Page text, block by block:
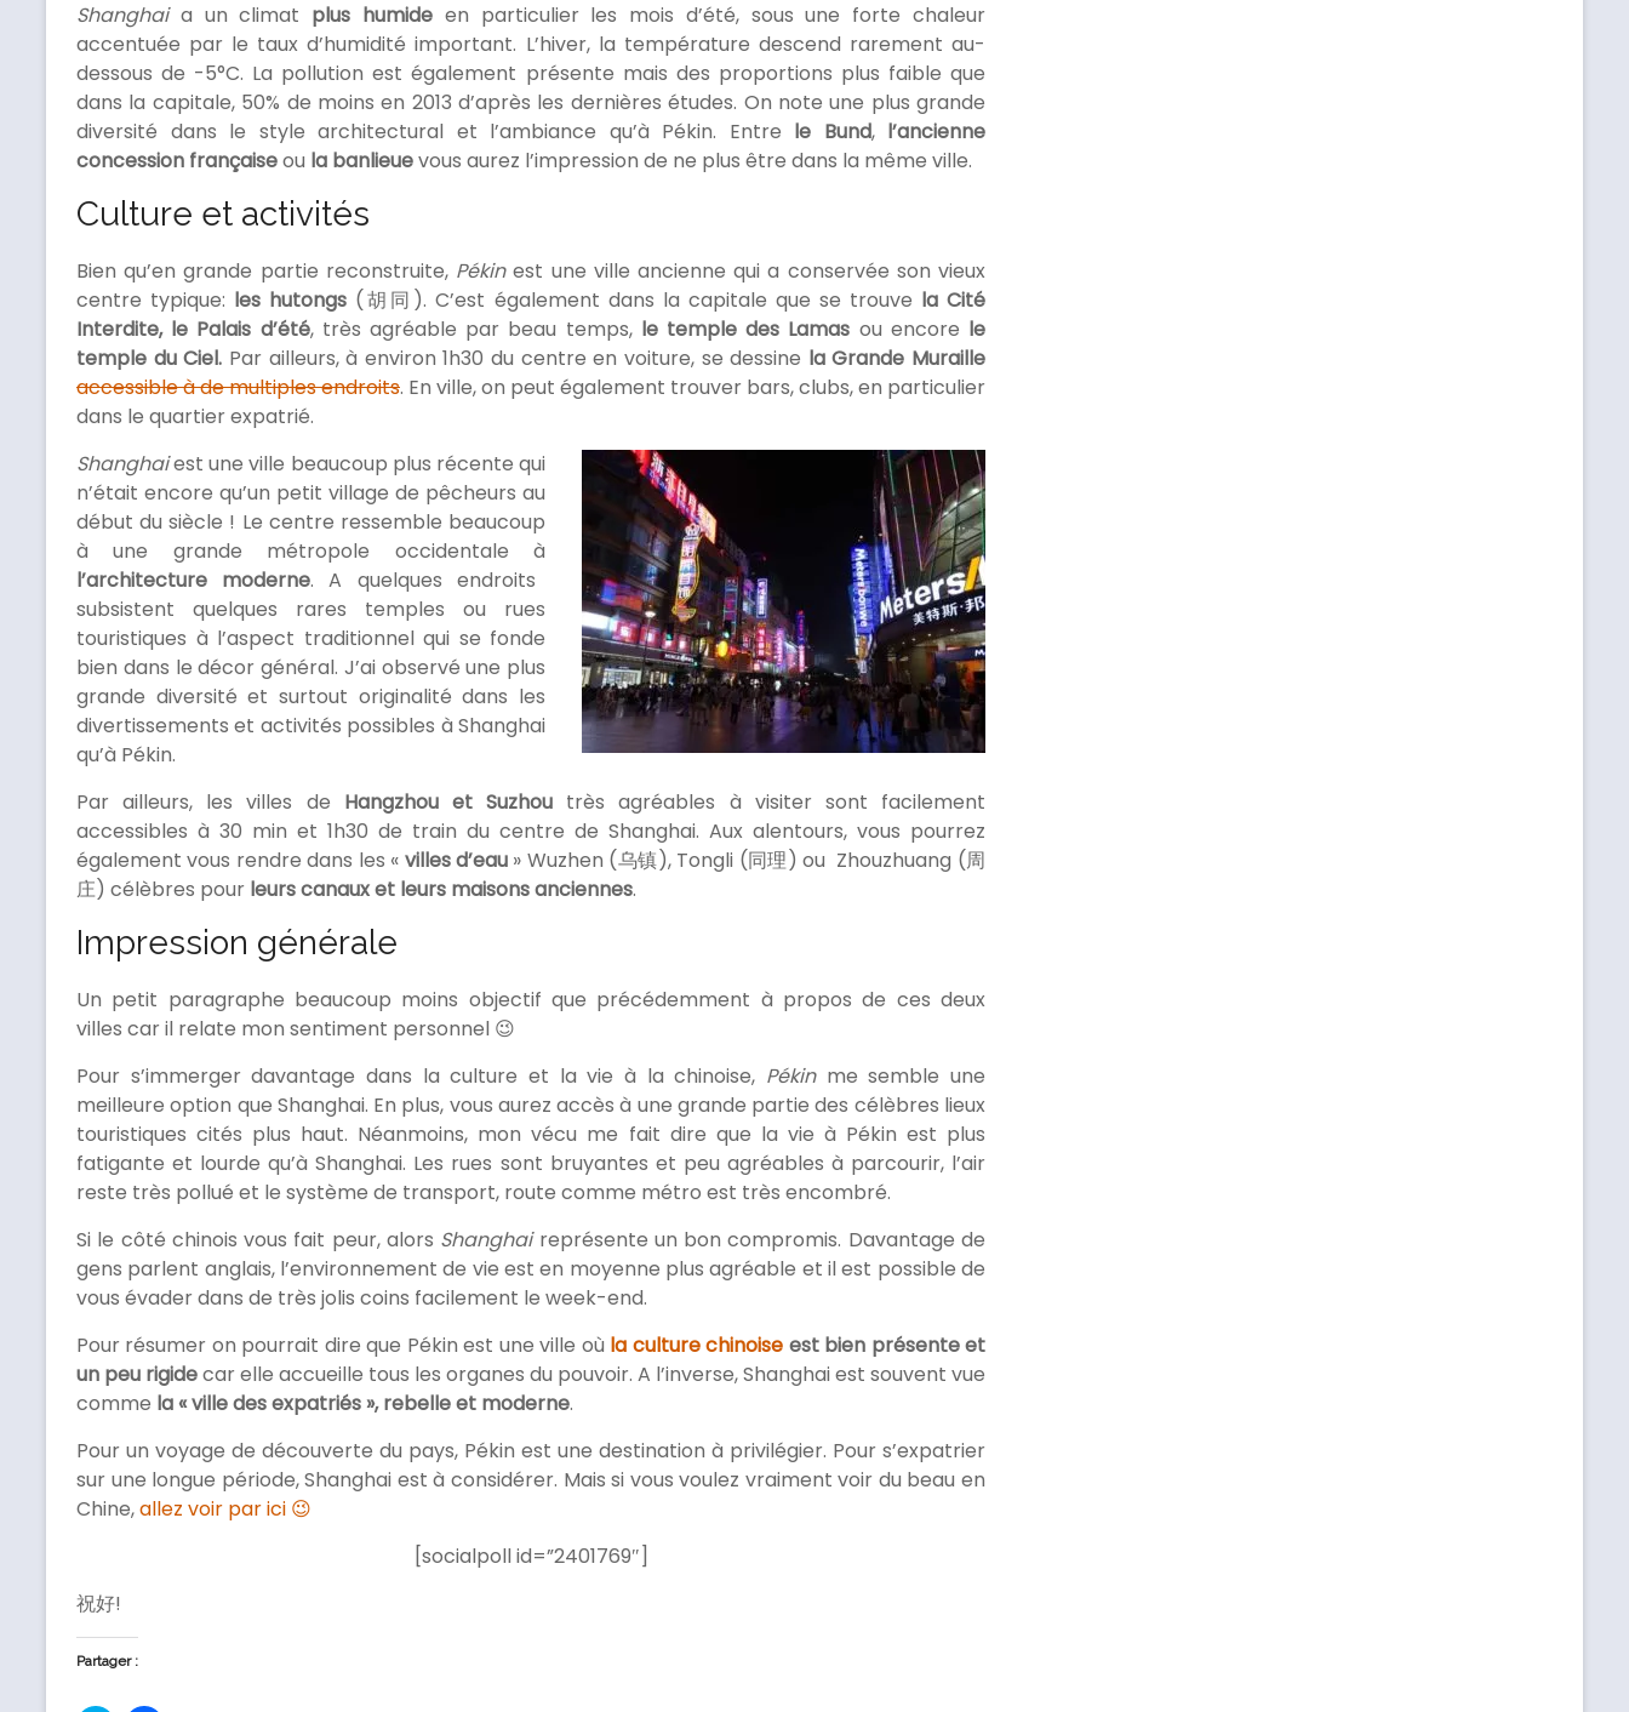
Shanghaia un climat plus humideen particulier les mois d’été, sous une forte chaleur
accentuée par le taux d’humidité important. L’hiver, la température descend rarement au-
dessous de -5°C. La pollution est également présente mais des proportions plus faible que
dans la capitale, 50% de moins en 2013 d’après les dernières études. On note une plus grande
diversité dans le style architectural et l’ambiance qu’à Pékin. Entre le Bund, l’ancienne
concession françaiseou la banlieuevous aurez l’impression de ne plus être dans la même ville.
Culture et activités
Bien qu’en grande partie reconstruite, Pékinest une ville ancienne qui a conservée son vieux
centre typique: les hutongs (胡同). C’est également dans la capitale que se trouve la Cité
Interdite, le Palais d’été, très agréable par beau temps,le temple des Lamas ou encore le
temple du Ciel. Par ailleurs, à environ 1h30 du centre en voiture, se dessine la Grande Muraille
accessible à de multiples endroits. En ville, on peut également trouver bars, clubs, en particulier
dans le quartier expatrié.
Shanghaiest une ville beaucoup plus récente qui
n’était encore qu’un petit village de pêcheurs au
début du siècle ! Le centre ressemble beaucoup
à une grande métropole occidentale à
l’architecture moderne. A quelques endroits
subsistent quelques rares temples ou rues
touristiques à l’aspect traditionnel qui se fonde
bien dans le décor général. J’ai observé une plus
grande diversité et surtout originalité dans les
divertissements et activités possibles à Shanghai
qu’à Pékin.
Par ailleurs, les villes de Hangzhou et Suzhou très agréables à visiter sont facilement
accessibles à 30 min et 1h30 de train du centre de Shanghai. Aux alentours, vous pourrez
également vous rendre dans les « villes d’eau » Wuzhen (乌镇), Tongli (同理) ou Zhouzhuang (周
庄) célèbres pour leurs canaux et leurs maisons anciennes.
Impression générale
Un petit paragraphe beaucoup moins objectif que précédemment à propos de ces deux
villes car il relate mon sentiment personnel 😉
Pour s’immerger davantage dans la culture et la vie à la chinoise, Pékinme semble une
meilleure option que Shanghai. En plus, vous aurez accès à une grande partie des célèbres lieux
touristiques cités plus haut. Néanmoins, mon vécu me fait dire que la vie à Pékin est plus
fatigante et lourde qu’à Shanghai. Les rues sont bruyantes et peu agréables à parcourir, l’air
reste très pollué et le système de transport, route comme métro est très encombré.
Si le côté chinois vous fait peur, alors Shanghaireprésente un bon compromis. Davantage de
gens parlent anglais, l’environnement de vie est en moyenne plus agréable et il est possible de
vous évader dans de très jolis coins facilement le week-end.
Pour résumer on pourrait dire que Pékin est une ville où la culture chinoise est bien présente et
un peu rigidecar elle accueille tous les organes du pouvoir. A l’inverse, Shanghai est souvent vue
comme la « ville des expatriés », rebelle et moderne.
Pour un voyage de découverte du pays, Pékin est une destination à privilégier. Pour s’expatrier
sur une longue période, Shanghai est à considérer. Mais si vous voulez vraiment voir du beau en
Chine,allez voir par ici 😉
[socialpoll id=”2401769″]
祝好!
Partager :